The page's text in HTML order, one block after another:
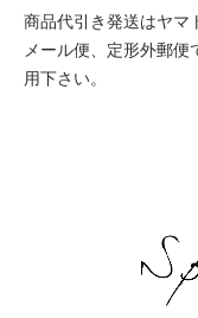
商品代引き発送はヤマ
メール便、定形外郵便
用下さい。